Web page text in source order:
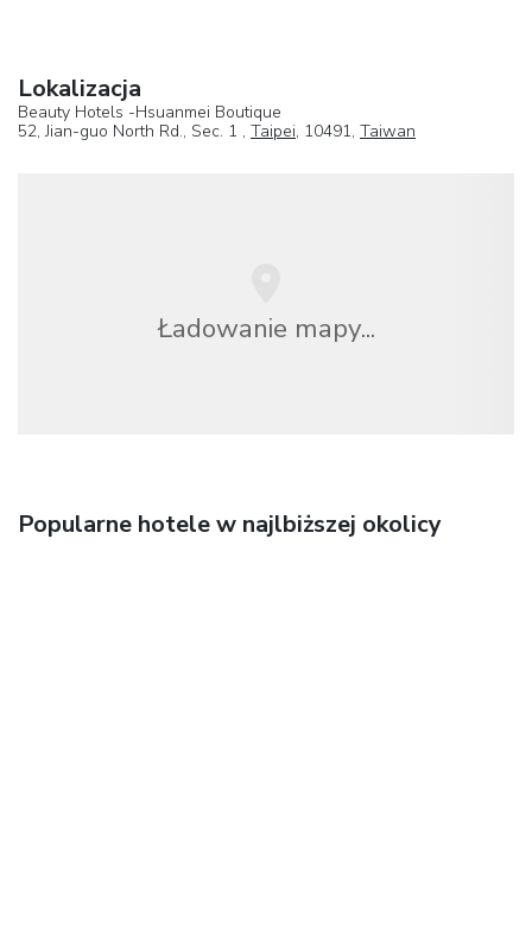
Lokalizacja
Beauty Hotels -Hsuanmei Boutique
52, Jian-guo North Rd., Sec. 1 , Taipei, 10491, Taiwan
Ładowanie mapy...
Popularne hotele w najlbiższej okolicy